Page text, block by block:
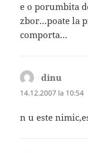
e o porumbita
zbor…poate la
comporta…
dinu
14.12.2007 la 10:54
n u este